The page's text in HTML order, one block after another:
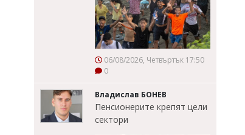
06/08/2026, Четвъртък 17:50
0
Владислав БОНЕВ
Пенсионерите крепят цели
сектори